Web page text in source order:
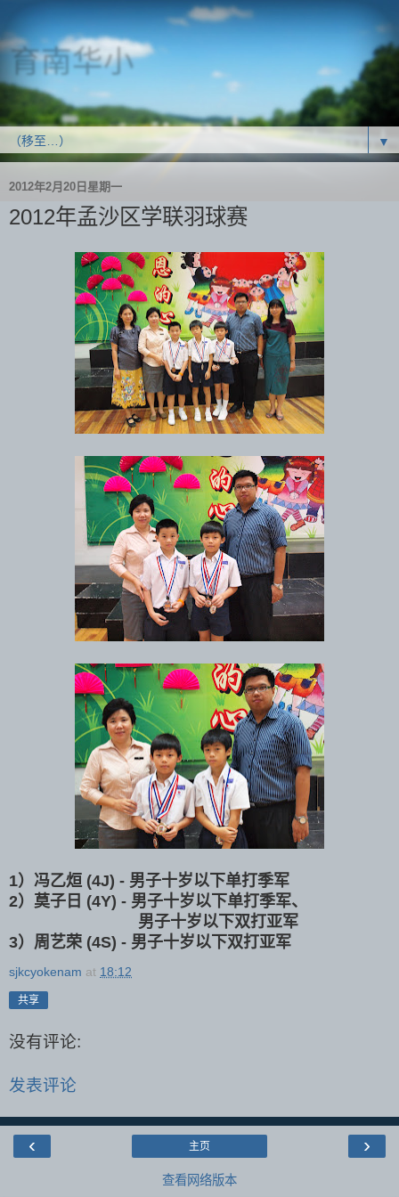
育南华小
SJK(C) Yoke Nam
▼
2012年2月20日星期一
2012年孟沙区学联羽球赛
1）冯乙烜 (4J) - 男子十岁以下单打季军
2）莫子日 (4Y) - 男子十岁以下单打季军 、
男子十岁以下双打亚军
3）周艺荣 (4S) - 男子十岁以下双打亚军
sjkcyokenam at 18:12
共享
没有评论:
发表评论
‹ ›
主页
查看网络版本